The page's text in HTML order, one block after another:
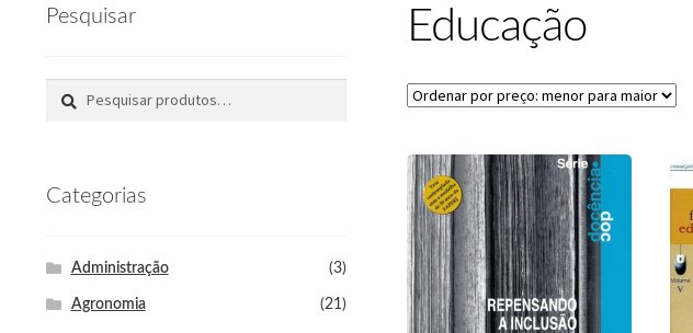
Educação
Pesquisar
Pesquisar
Categorias
Administração (3)
Agronomia (21)